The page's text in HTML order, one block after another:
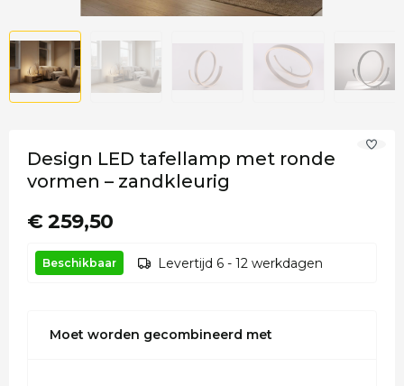
Design LED tafellamp met ronde
vormen – zandkleurig
€ 259,50
Beschikbaar Levertijd 6 - 12 werkdagen
Moet worden gecombineerd met